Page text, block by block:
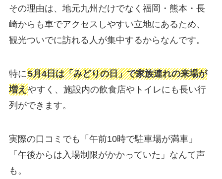
その理由は、地元九州だけでなく福岡・熊本・長
崎からも車でアクセスしやすい立地にあるため、
観光ついでに訪れる人が集中するからなんです。
特に5月4日は「みどりの日」で家族連れの来場が
増えやすく、施設内の飲食店やトイレにも長い行
列ができます。
実際の口コミでも「午前10時で駐車場が満車」
「午後からは入場制限がかかっていた」なんて声
も。